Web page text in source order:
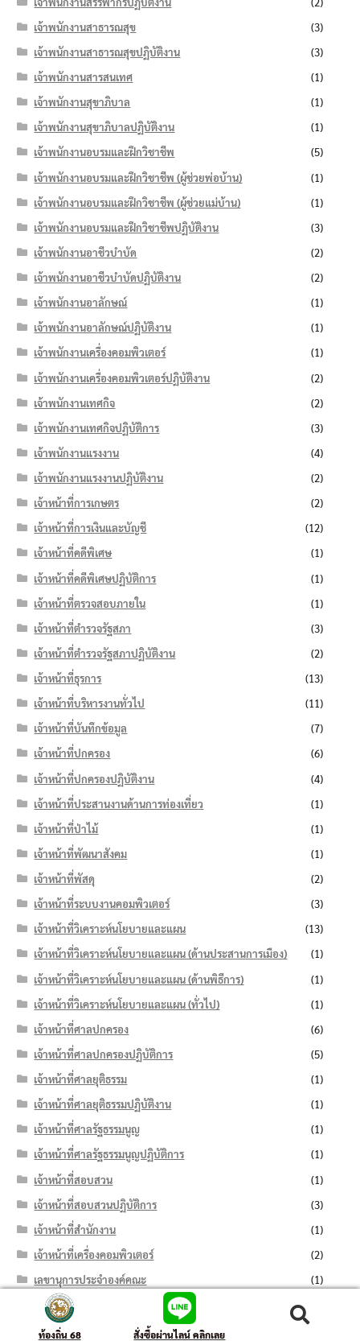
เจ้าพนักงานสาธารณสุข
(3)
เจ้าพนักงานสาธารณสุขปฏิบัติงาน
(3)
เจ้าพนักงานสารสนเทศ
(1)
เจ้าพนักงานสุขาภิบาล
(1)
เจ้าพนักงานสุขาภิบาลปฏิบัติงาน
(1)
เจ้าพนักงานอบรมและฝึกวิชาชีพ
(5)
เจ้าพนักงานอบรมและฝึกวิชาชีพ (ผู้ช่วยพ่อบ้าน)
(1)
เจ้าพนักงานอบรมและฝึกวิชาชีพ (ผู้ช่วยแม่บ้าน)
(1)
เจ้าพนักงานอบรมและฝึกวิชาชีพปฏิบัติงาน
(3)
เจ้าพนักงานอาชีวบำบัด
(2)
เจ้าพนักงานอาชีวบำบัดปฏิบัติงาน
(2)
เจ้าพนักงานอาลักษณ์
(1)
เจ้าพนักงานอาลักษณ์ปฏิบัติงาน
(1)
เจ้าพนักงานเครื่องคอมพิวเตอร์
(1)
เจ้าพนักงานเครื่องคอมพิวเตอร์ปฏิบัติงาน
(2)
เจ้าพนักงานเทศกิจ
(2)
เจ้าพนักงานเทศกิจปฏิบัติการ
(3)
เจ้าพนักงานแรงงาน
(4)
เจ้าพนักงานแรงงานปฏิบัติงาน
(2)
เจ้าหน้าที่การเกษตร
(2)
เจ้าหน้าที่การเงินและบัญชี
(12)
เจ้าหน้าที่คดีพิเศษ
(1)
เจ้าหน้าที่คดีพิเศษปฏิบัติการ
(1)
เจ้าหน้าที่ตรวจสอบภายใน
(1)
เจ้าหน้าที่ตำรวจรัฐสภา
(3)
เจ้าหน้าที่ตำรวจรัฐสภาปฏิบัติงาน
(2)
เจ้าหน้าที่ธุรการ
(13)
เจ้าหน้าที่บริหารงานทั่วไป
(11)
เจ้าหน้าที่บันทึกข้อมูล
(7)
เจ้าหน้าที่ปกครอง
(6)
เจ้าหน้าที่ปกครองปฏิบัติงาน
(4)
เจ้าหน้าที่ประสานงานด้านการท่องเที่ยว
(1)
เจ้าหน้าที่ป่าไม้
(1)
เจ้าหน้าที่พัฒนาสังคม
(1)
เจ้าหน้าที่พัสดุ
(2)
เจ้าหน้าที่ระบบงานคอมพิวเตอร์
(3)
เจ้าหน้าที่วิเคราะห์นโยบายและแผน
(13)
เจ้าหน้าที่วิเคราะห์นโยบายและแผน (ด้านประสานการเมือง)
(1)
เจ้าหน้าที่วิเคราะห์นโยบายและแผน (ด้านพิธีการ)
(1)
เจ้าหน้าที่วิเคราะห์นโยบายและแผน (ทั่วไป)
(1)
เจ้าหน้าที่ศาลปกครอง
(6)
เจ้าหน้าที่ศาลปกครองปฏิบัติการ
(5)
เจ้าหน้าที่ศาลยุติธรรม
(1)
เจ้าหน้าที่ศาลยุติธรรมปฏิบัติงาน
(1)
เจ้าหน้าที่ศาลรัฐธรรมนูญ
(1)
เจ้าหน้าที่ศาลรัฐธรรมนูญปฏิบัติการ
(1)
เจ้าหน้าที่สอบสวน
(1)
เจ้าหน้าที่สอบสวนปฏิบัติการ
(3)
เจ้าหน้าที่สำนักงาน
(1)
เจ้าหน้าที่เครื่องคอมพิวเตอร์
(2)
เลขานุการประจำองค์คณะ
(1)
โครงการพัฒนาตำบลแบบบูรณาการ
ท้องถิ่น 68 สั่งซื้อผ่านไลน์ คลิกเลย